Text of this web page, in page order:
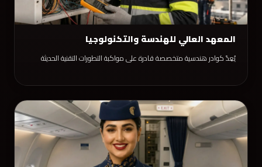
المعهد العالي للهندسة والتكنولوجيا
يُعِدّ كوادر هندسية متخصصة قادرة على مواكبة التطورات التقنية الحديثة